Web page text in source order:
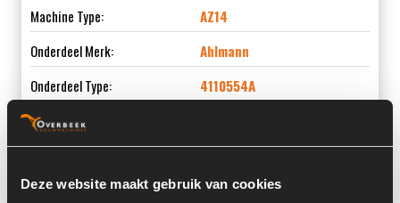
Deze website maakt gebruik van cookies
Machine Type:
AZ14
Onderdeel Merk:
Ahlmann
Onderdeel Type:
4110554A
Onderdeel nummer: